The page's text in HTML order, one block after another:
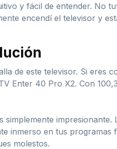
y fácil de entender. No
encendí el televisor y
de este televisor. Si eres
Enter 40 Pro X2. Con
inmerso en tus
molestos.